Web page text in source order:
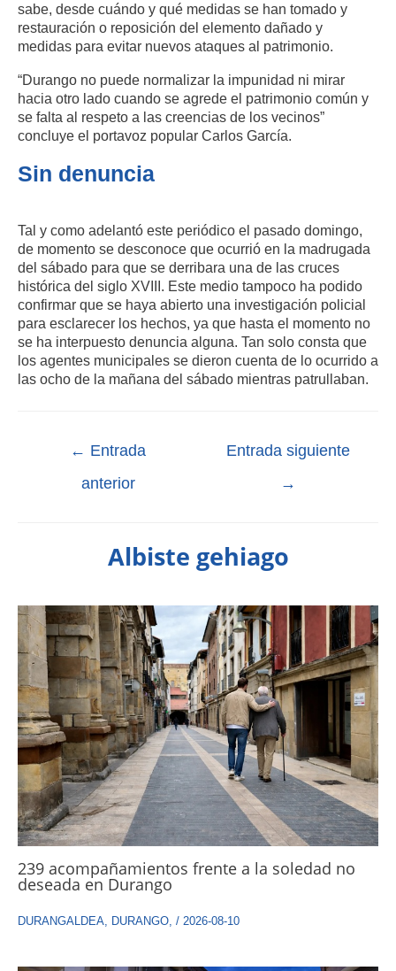
sabe, desde cuándo y qué medidas se han tomado y
restauración o reposición del elemento dañado y
medidas para evitar nuevos ataques al patrimonio.
“Durango no puede normalizar la impunidad ni mirar
hacia otro lado cuando se agrede el patrimonio común y
se falta al respeto a las creencias de los vecinos”
concluye el portavoz popular Carlos García.
Sin denuncia
Tal y como adelantó este periódico el pasado domingo,
de momento se desconoce que ocurrió en la madrugada
del sábado para que se derribara una de las cruces
histórica del siglo XVIII. Este medio tampoco ha podido
confirmar que se haya abierto una investigación policial
para esclarecer los hechos, ya que hasta el momento no
se ha interpuesto denuncia alguna. Tan solo consta que
los agentes municipales se dieron cuenta de lo ocurrido a
las ocho de la mañana del sábado mientras patrullaban.
← Entrada
anterior
Entrada siguiente
→
Albiste gehiago
239 acompañamientos frente a la soledad no
deseada en Durango
DURANGALDEA, DURANGO, / 2026-08-10